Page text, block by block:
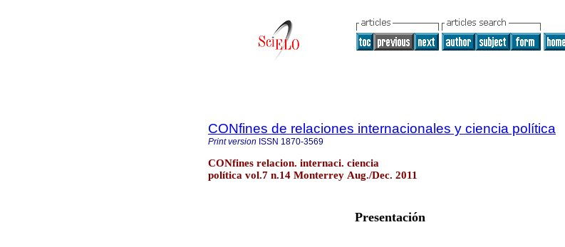
CONfines de relaciones internacionales y ciencia política
Print version ISSN 1870-3569
CONfines relacion. internaci. ciencia
política vol.7 n.14 Monterrey Aug./Dec. 2011
Presentación